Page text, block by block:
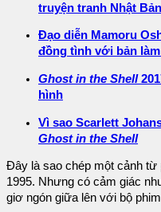
truyện tranh Nhật
Đạo diễn Mamoru
đồng tình với bản
Ghost in the Shell
hình
Vì sao Scarlett
Ghost in the Shell
Đây là sao chép một cảnh từ
1995. Nhưng có cảm giác
giơ ngón giữa lên với bộ